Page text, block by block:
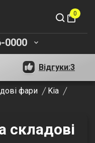
shopping_bag
0
0000 keyboard_arrow_down
Відгуки:3
фари
Kia
складові